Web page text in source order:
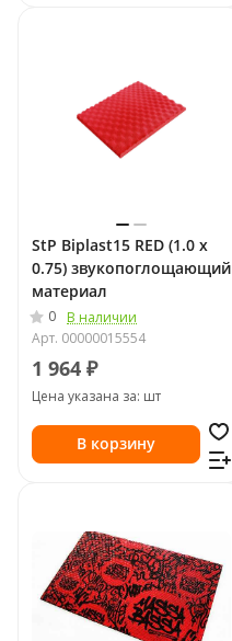
StP Biplast15 RED (1.0 х
0.75) звукопоглощающий
материал
0
В наличии
Арт. 00000015554
1 964 ₽
Цена указана за: шт
В корзину